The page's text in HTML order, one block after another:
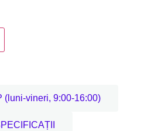
(luni-vineri, 9:00-16:00)